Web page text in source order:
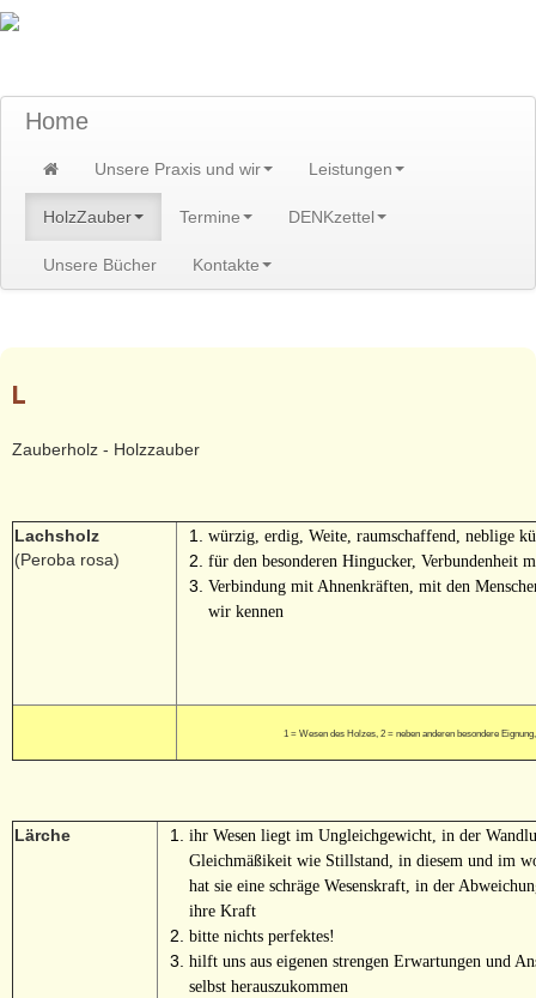
Home
Unsere Praxis und wir Leistungen
HolzZauber Termine DENKzettel
Unsere Bücher Kontakte
L
Zauberholz - Holzzauber
Lachsholz
(Peroba rosa)
würzig, erdig, Weite, raumschaffend, neblige
für den besonderen Hingucker, Verbundenheit
Verbindung mit Ahnenkräften, mit den
wir kennen
1 = Wesen des Holzes, 2 = neben anderen besondere
Lärche
ihr Wesen liegt im Ungleichgewicht, in der
Gleichmäßikeit wie Stillstand, in diesem und im
hat sie eine schräge Wesenskraft, in der
ihre Kraft
bitte nichts perfektes!
hilft uns aus eigenen strengen Erwartungen und
selbst herauszukommen